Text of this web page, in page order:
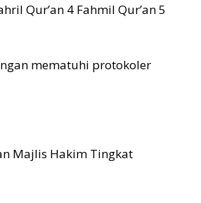
Qur’an 4 Fahmil Qur’an 5
mematuhi protokoler
Majlis Hakim Tingkat